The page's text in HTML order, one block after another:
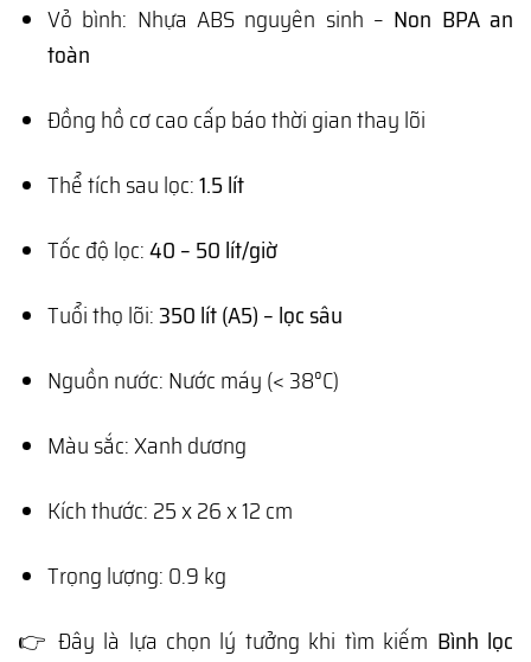
Vỏ bình: Nhựa ABS nguyên sinh – Non BPA an
toàn
Đồng hồ cơ cao cấp báo thời gian thay lõi
Thể tích sau lọc:1.5 lít
Tốc độ lọc:40 – 50 lít/giờ
Tuổi thọ lõi:350 lít (A5) – lọc sâu
Nguồn nước: Nước máy (< 38°C)
Màu sắc: Xanh dương
Kích thước: 25 x 26 x 12 cm
Trọng lượng: 0.9 kg
👉 Đây là lựa chọn lý tưởng khi tìm kiếm Bình lọc